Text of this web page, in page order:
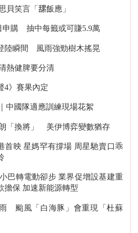
約星爺旗下？ 思貝笑言「𦧲飯應」
申購 抽中每籤或可賺5.9萬
陸瞬間 風雨強勁樹木搖晃
季皮炎濕熱盛 清熱健脾要分清
4》賽果內定
中國隊適應訓練現場花絮
「換將」 美伊博弈變數猶存
星馳賣口乖
卻步 業界促增設基建重
啟換車資助或貸款擔保 加速新能源轉型
颱風「白海豚」會重現「杜蘇